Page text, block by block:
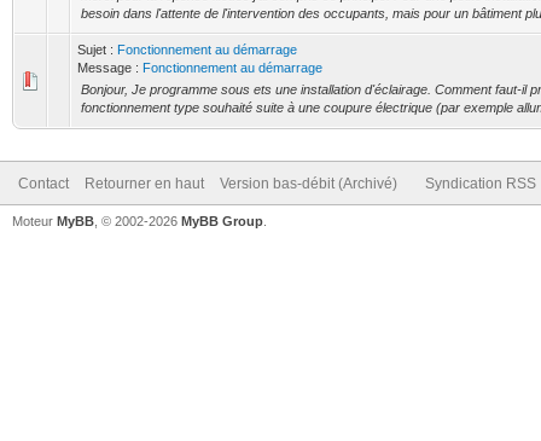
besoin dans l'attente de l'intervention des occupants, mais pour un bâtiment
Sujet : Fonctionnement au démarrage
Message : Fonctionnement au démarrage
Bonjour, Je programme sous ets une installation d'éclairage. Comment faut-il
fonctionnement type souhaité suite à une coupure électrique (par exemple
Contact Retourner en haut Version bas-débit (Archivé) Syndication RSS
Moteur MyBB , © 2002-2026 MyBB Group